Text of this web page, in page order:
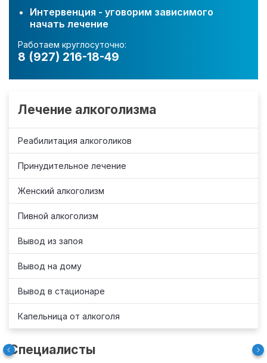
Интервенция - уговорим зависимого
начать лечение
Работаем круглосуточно:
8 (927) 216-18-49
Лечение алкоголизма
Реабилитация алкоголиков
Принудительное лечение
Женский алкоголизм
Пивной алкоголизм
Вывод из запоя
Вывод на дому
Вывод в стационаре
Капельница от алкоголя
Специалисты